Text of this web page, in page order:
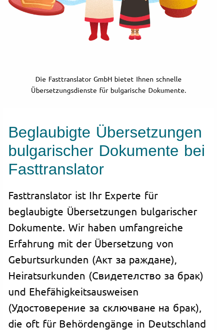
Die Fasttranslator GmbH bietet Ihnen schnelle
Übersetzungsdienste für bulgarische Dokumente.
Beglaubigte Übersetzungen
bulgarischer Dokumente bei
Fasttranslator
Fasttranslator ist Ihr Experte für
beglaubigte Übersetzungen bulgarischer
Dokumente. Wir haben umfangreiche
Erfahrung mit der Übersetzung von
Geburtsurkunden (Акт за раждане),
Heiratsurkunden (Свидетелство за брак)
und Ehefähigkeitsausweisen
(Удостоверение за сключване на брак),
die oft für Behördengänge in Deutschland